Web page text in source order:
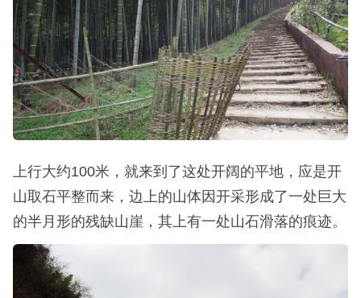
上行大约100米，就来到了这处开阔的平地，应是开
山取石平整而来，边上的山体因开采形成了一处巨大
的半月形的残缺山崖，其上有一处山石滑落的痕迹。